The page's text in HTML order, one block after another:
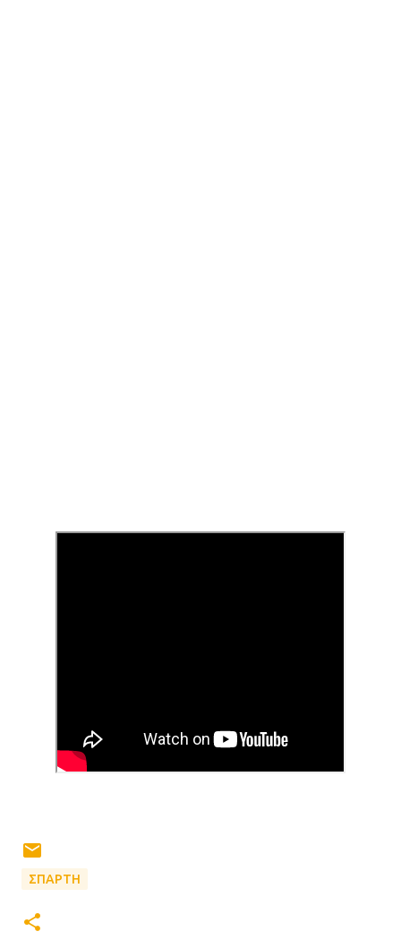
ΣΠΑΡΤΗ